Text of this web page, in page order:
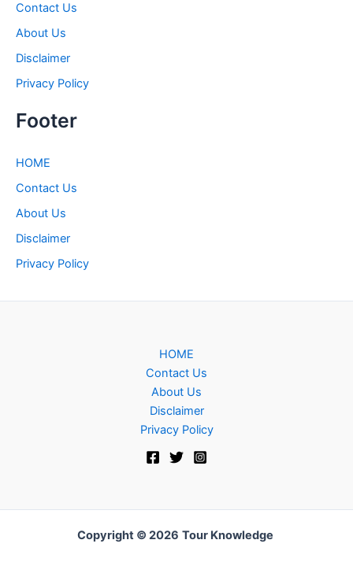
Contact Us
About Us
Disclaimer
Privacy Policy
Footer
HOME
Contact Us
About Us
Disclaimer
Privacy Policy
HOME
Contact Us
About Us
Disclaimer
Privacy Policy
Copyright © 2026 Tour Knowledge